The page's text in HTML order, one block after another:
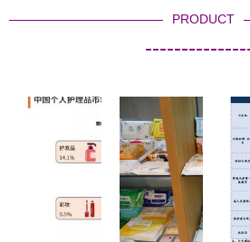
PRODUCT